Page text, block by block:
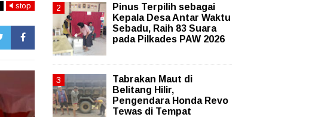
stop
Pinus Terpilih sebagai
Kepala Desa Antar Waktu
Sebadu, Raih 83 Suara
pada Pilkades PAW 2026
Tabrakan Maut di
Belitang Hilir,
Pengendara Honda Revo
Tewas di Tempat